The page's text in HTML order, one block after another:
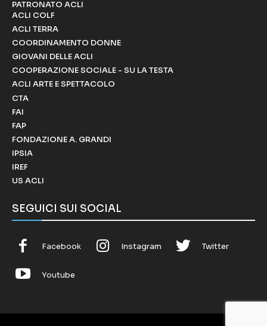
PATRONATO ACLI
ACLI COLF
ACLI TERRA
COORDINAMENTO DONNE
GIOVANI DELLE ACLI
COOPERAZIONE SOCIALE - SU LA TESTA
ACLI ARTE E SPETTACOLO
CTA
FAI
FAP
FONDAZIONE A. GRANDI
IPSIA
IREF
US ACLI
SEGUICI SUI SOCIAL
Facebook Instagram Twitter
Youtube